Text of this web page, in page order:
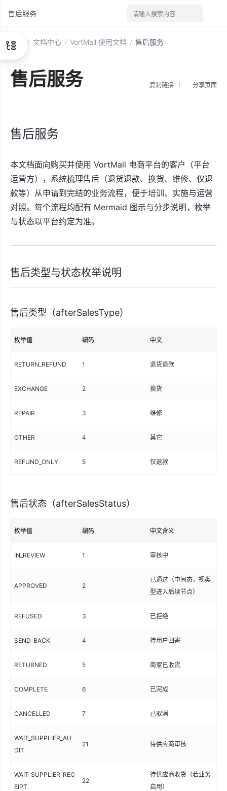
首页 / 文档中心 / VortMall 使用文档 / 售后服务
售后服务 复制链接 分享页面
售后服务
本文档面向购买并使用 VortMall 电商平台的客户（平台
运营方），系统梳理售后（退货退款、换货、维修、仅退
款等）从申请到完结的业务流程，便于培训、实施与运营
对照。每个流程均配有 Mermaid 图示与分步说明，枚举
与状态以平台约定为准。
售后类型与状态枚举说明
售后类型（afterSalesType）
枚举值 编码 中文
RETURN_REFUND 1 退货退款
EXCHANGE 2 换货
REPAIR 3 维修
OTHER 4 其它
REFUND_ONLY 5 仅退款
售后状态（afterSalesStatus）
枚举值 编码 中文含义
IN_REVIEW 1 审核中
APPROVED 2
已通过（中间态，视类
型进入后续节点）
REFUSED 3 已拒绝
SEND_BACK 4 待用户回寄
RETURNED 5 商家已收货
COMPLETE 6 已完成
CANCELLED 7 已取消
WAIT_SUPPLIER_AU
DIT
21 待供应商审核
WAIT_SUPPLIER_REC
EIPT
22
待供应商收货（若业务
启用）
售后服务 请输入搜索内容